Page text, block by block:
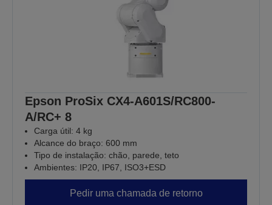
Epson ProSix CX4-A601S/RC800-
A/RC+ 8
Carga útil: 4 kg
Alcance do braço: 600 mm
Tipo de instalação: chão, parede, teto
Ambientes: IP20, IP67, ISO3+ESD
Pedir uma chamada de retorno